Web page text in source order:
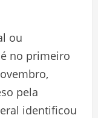
ou
no primeiro
pela
identificou